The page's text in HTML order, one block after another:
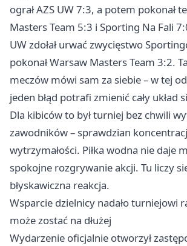
ograł AZS UW 7:3, a potem pokonał
Masters Team 5:3 i Sporting Na Fali
UW zdołał urwać zwycięstwo
pokonał Warsaw Masters Team 3:2.
meczów mówi sam za siebie – w tej
jeden błąd potrafi zmienić cały układ
Dla kibiców to był turniej bez chwili
zawodników – sprawdzian
wytrzymałości. Piłka wodna nie daje
spokojne rozgrywanie akcji. Tu liczy
błyskawiczna reakcja.
Wsparcie dzielnicy nadało turniejowi
może zostać na dłużej
Wydarzenie oficjalnie otworzył